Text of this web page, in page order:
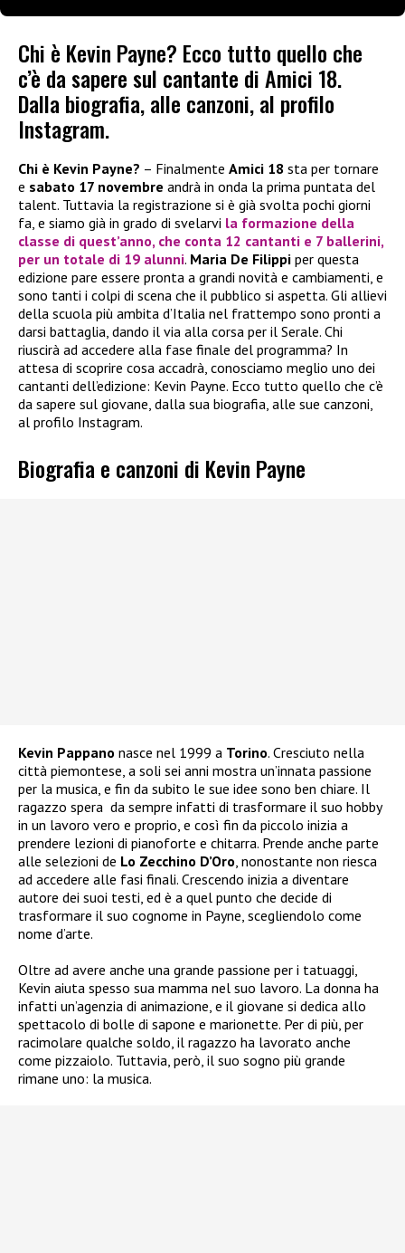
Chi è Kevin Payne? Ecco tutto quello che
c’è da sapere sul cantante di Amici 18.
Dalla biografia, alle canzoni, al profilo
Instagram.
Chi è Kevin Payne? – Finalmente Amici 18 sta per tornare
e sabato 17 novembre andrà in onda la prima puntata del
talent. Tuttavia la registrazione si è già svolta pochi giorni
fa, e siamo già in grado di svelarvi la formazione della
classe di quest’anno, che conta 12 cantanti e 7 ballerini,
per un totale di 19 alunni. Maria De Filippi per questa
edizione pare essere pronta a grandi novità e cambiamenti, e
sono tanti i colpi di scena che il pubblico si aspetta. Gli allievi
della scuola più ambita d’Italia nel frattempo sono pronti a
darsi battaglia, dando il via alla corsa per il Serale. Chi
riuscirà ad accedere alla fase finale del programma? In
attesa di scoprire cosa accadrà, conosciamo meglio uno dei
cantanti dell’edizione: Kevin Payne. Ecco tutto quello che c’è
da sapere sul giovane, dalla sua biografia, alle sue canzoni,
al profilo Instagram.
Biografia e canzoni di Kevin Payne
Kevin Pappano nasce nel 1999 a Torino. Cresciuto nella
città piemontese, a soli sei anni mostra un’innata passione
per la musica, e fin da subito le sue idee sono ben chiare. Il
ragazzo spera da sempre infatti di trasformare il suo hobby
in un lavoro vero e proprio, e così fin da piccolo inizia a
prendere lezioni di pianoforte e chitarra. Prende anche parte
alle selezioni de Lo Zecchino D’Oro , nonostante non riesca
ad accedere alle fasi finali. Crescendo inizia a diventare
autore dei suoi testi, ed è a quel punto che decide di
trasformare il suo cognome in Payne, scegliendolo come
nome d’arte.
Oltre ad avere anche una grande passione per i tatuaggi,
Kevin aiuta spesso sua mamma nel suo lavoro. La donna ha
infatti un’agenzia di animazione, e il giovane si dedica allo
spettacolo di bolle di sapone e marionette. Per di più, per
racimolare qualche soldo, il ragazzo ha lavorato anche
come pizzaiolo. Tuttavia, però, il suo sogno più grande
rimane uno: la musica.